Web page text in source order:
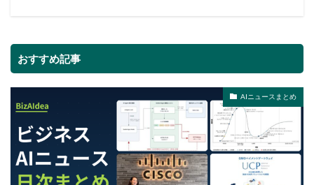
おすすめ記事
AIニュースまとめ